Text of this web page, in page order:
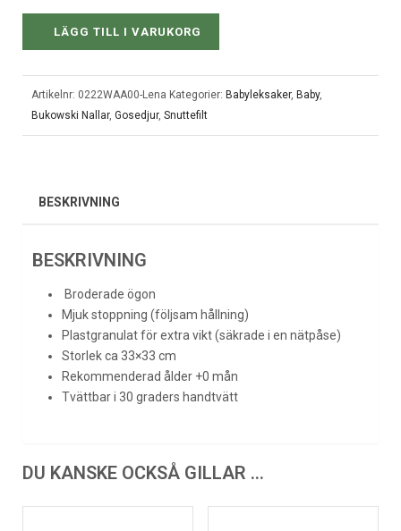
LÄGG TILL I VARUKORG
Artikelnr: 0222WAA00-Lena Kategorier: Babyleksaker, Baby,
Bukowski Nallar, Gosedjur, Snuttefilt
BESKRIVNING
BESKRIVNING
Broderade ögon
Mjuk stoppning (följsam hållning)
Plastgranulat för extra vikt (säkrade i en nätpåse)
Storlek ca 33×33 cm
Rekommenderad ålder +0 mån
Tvättbar i 30 graders handtvätt
DU KANSKE OCKSÅ GILLAR …